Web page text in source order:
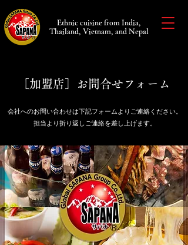
Ethnic cuisine from India,
Thailand, Vietnam, and Nepal
［加盟店］お問合せフォーム
会社へのお問い合わせは下記フォームよりご連絡ください。
担当より折り返しご連絡を差し上げます。